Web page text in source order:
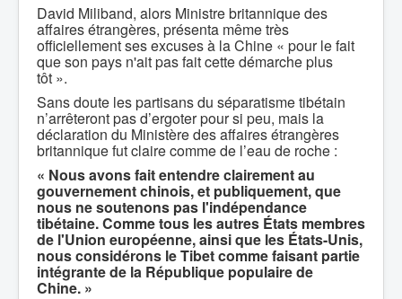
David Miliband, alors Ministre britannique des
affaires étrangères, présenta même très
officiellement ses excuses à la Chine « pour le fait
que son pays n'ait pas fait cette démarche plus
tôt ».
Sans doute les partisans du séparatisme tibétain
n’arrêteront pas d’ergoter pour si peu, mais la
déclaration du Ministère des affaires étrangères
britannique fut claire comme de l’eau de roche :
« Nous avons fait entendre clairement au
gouvernement chinois, et publiquement, que
nous ne soutenons pas l'indépendance
tibétaine. Comme tous les autres États membres
de l'Union européenne, ainsi que les États-Unis,
nous considérons le Tibet comme faisant partie
intégrante de la République populaire de
Chine. »